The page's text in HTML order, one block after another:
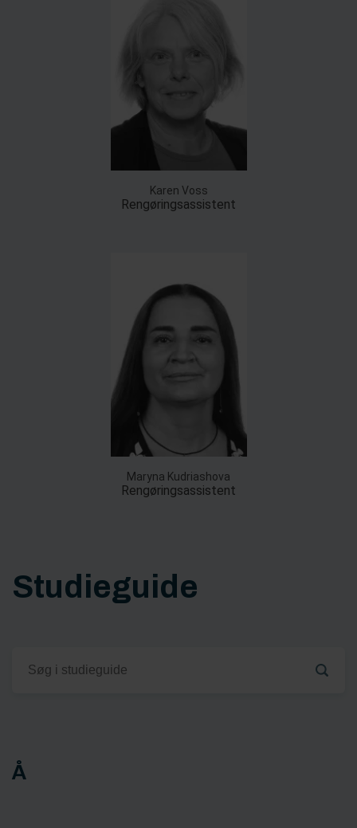
Karen Voss
Rengøringsassistent
Maryna Kudriashova
Rengøringsassistent
Studieguide
Å